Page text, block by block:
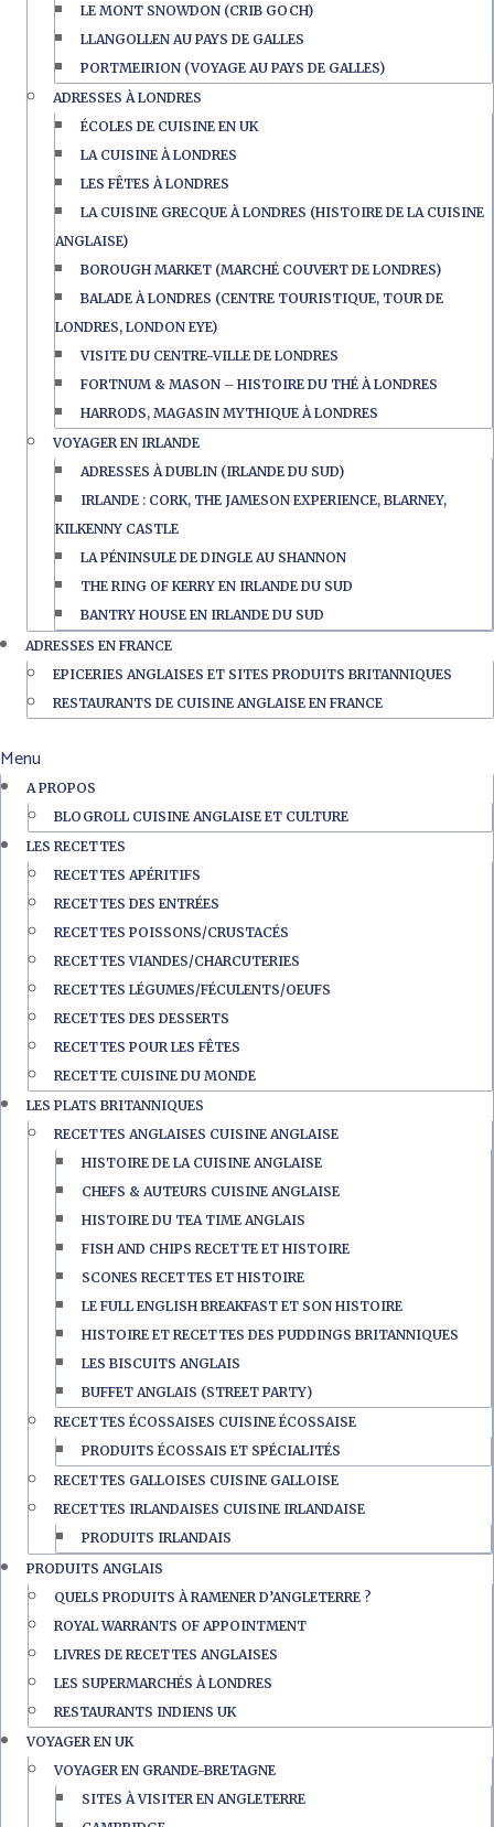
LE MONT SNOWDON (CRIB GOCH)
LLANGOLLEN AU PAYS DE GALLES
PORTMEIRION (VOYAGE AU PAYS DE GALLES)
ADRESSES À LONDRES
ÉCOLES DE CUISINE EN UK
LA CUISINE À LONDRES
LES FÊTES À LONDRES
LA CUISINE GRECQUE À LONDRES (HISTOIRE DE LA CUISINE
ANGLAISE)
BOROUGH MARKET (MARCHÉ COUVERT DE LONDRES)
BALADE À LONDRES (CENTRE TOURISTIQUE, TOUR DE
LONDRES, LONDON EYE)
VISITE DU CENTRE-VILLE DE LONDRES
FORTNUM & MASON – HISTOIRE DU THÉ À LONDRES
HARRODS, MAGASIN MYTHIQUE À LONDRES
VOYAGER EN IRLANDE
ADRESSES À DUBLIN (IRLANDE DU SUD)
IRLANDE : CORK, THE JAMESON EXPERIENCE, BLARNEY,
KILKENNY CASTLE
LA PÉNINSULE DE DINGLE AU SHANNON
THE RING OF KERRY EN IRLANDE DU SUD
BANTRY HOUSE EN IRLANDE DU SUD
ADRESSES EN FRANCE
EPICERIES ANGLAISES ET SITES PRODUITS BRITANNIQUES
RESTAURANTS DE CUISINE ANGLAISE EN FRANCE
Menu
A PROPOS
BLOGROLL CUISINE ANGLAISE ET CULTURE
LES RECETTES
RECETTES APÉRITIFS
RECETTES DES ENTRÉES
RECETTES POISSONS/CRUSTACÉS
RECETTES VIANDES/CHARCUTERIES
RECETTES LÉGUMES/FÉCULENTS/OEUFS
RECETTES DES DESSERTS
RECETTES POUR LES FÊTES
RECETTE CUISINE DU MONDE
LES PLATS BRITANNIQUES
RECETTES ANGLAISES CUISINE ANGLAISE
HISTOIRE DE LA CUISINE ANGLAISE
CHEFS & AUTEURS CUISINE ANGLAISE
HISTOIRE DU TEA TIME ANGLAIS
FISH AND CHIPS RECETTE ET HISTOIRE
SCONES RECETTES ET HISTOIRE
LE FULL ENGLISH BREAKFAST ET SON HISTOIRE
HISTOIRE ET RECETTES DES PUDDINGS BRITANNIQUES
LES BISCUITS ANGLAIS
BUFFET ANGLAIS (STREET PARTY)
RECETTES ÉCOSSAISES CUISINE ÉCOSSAISE
PRODUITS ÉCOSSAIS ET SPÉCIALITÉS
RECETTES GALLOISES CUISINE GALLOISE
RECETTES IRLANDAISES CUISINE IRLANDAISE
PRODUITS IRLANDAIS
PRODUITS ANGLAIS
QUELS PRODUITS À RAMENER D’ANGLETERRE ?
ROYAL WARRANTS OF APPOINTMENT
LIVRES DE RECETTES ANGLAISES
LES SUPERMARCHÉS À LONDRES
RESTAURANTS INDIENS UK
VOYAGER EN UK
VOYAGER EN GRANDE-BRETAGNE
SITES À VISITER EN ANGLETERRE